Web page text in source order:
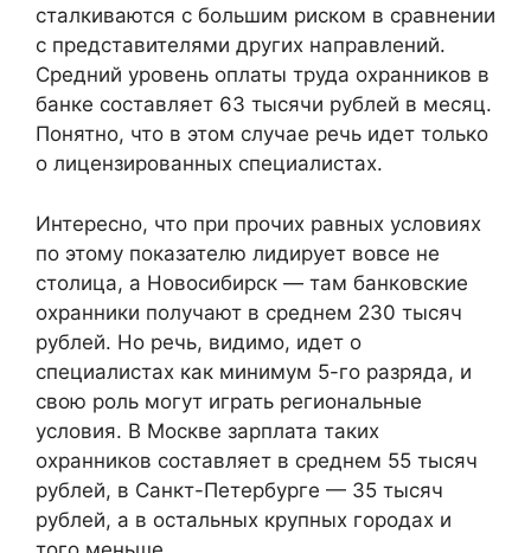
сталкиваются с большим риском в сравнении
с представителями других направлений.
Средний уровень оплаты труда охранников в
банке составляет 63 тысячи рублей в месяц.
Понятно, что в этом случае речь идет только
о лицензированных специалистах.
Интересно, что при прочих равных условиях
по этому показателю лидирует вовсе не
столица, а Новосибирск — там банковские
охранники получают в среднем 230 тысяч
рублей. Но речь, видимо, идет о
специалистах как минимум 5-го разряда, и
свою роль могут играть региональные
условия. В Москве зарплата таких
охранников составляет в среднем 55 тысяч
рублей, в Санкт-Петербурге — 35 тысяч
рублей, а в остальных крупных городах и